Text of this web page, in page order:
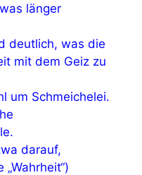
länger
deutlich, was die
mit dem Geiz zu
um Schmeichelei.
darauf,